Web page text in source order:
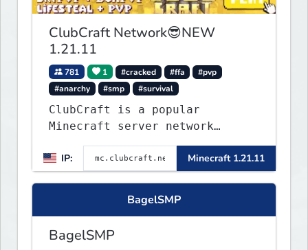
ClubCraft Network😎NEW
1.21.11
781 1 #cracked #ffa
#pvp
#anarchy
#smp #survival
ClubCraft is a popular
Minecraft server network
modes, including Survival,
Lifesteal, FFA BoxPVP,
IP: Minecraft 1.21.11
BagelSMP
BagelSMP